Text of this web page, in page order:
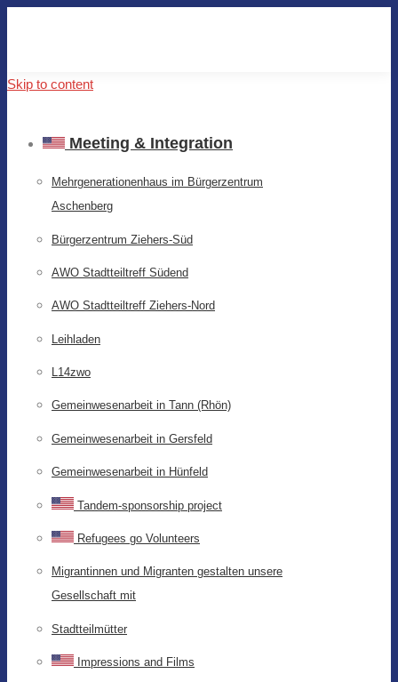
Skip to content
Meeting & Integration
Mehrgenerationenhaus im Bürgerzentrum
Aschenberg
Bürgerzentrum Ziehers-Süd
AWO Stadtteiltreff Südend
AWO Stadtteiltreff Ziehers-Nord
Leihladen
L14zwo
Gemeinwesenarbeit in Tann (Rhön)
Gemeinwesenarbeit in Gersfeld
Gemeinwesenarbeit in Hünfeld
Tandem-sponsorship project
Refugees go Volunteers
Migrantinnen und Migranten gestalten unsere
Gesellschaft mit
Stadtteilmütter
Impressions and Films